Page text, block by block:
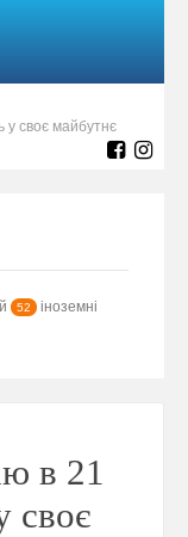
у своє майбутнє
52
іноземні
в 21
своє